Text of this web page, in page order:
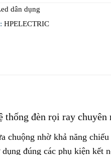
dân dụng
HPELECTRIC
đèn rọi ray chuyên
nhờ khả năng
đúng các phụ kiện kết